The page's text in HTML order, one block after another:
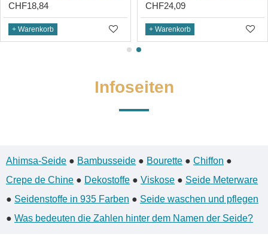
CHF24,17
+ Warenkorb
CHF18,84
+ Warenkorb
Infoseiten
Ahimsa-Seide ● Bambusseide ● Bourette ● Chiffon ●
Crepe de Chine ● Dekostoffe ● Viskose ● Seide Meterware
● Seidenstoffe in 935 Farben ● Seide waschen und pflegen
● Was bedeuten die Zahlen hinter dem Namen der Seide?